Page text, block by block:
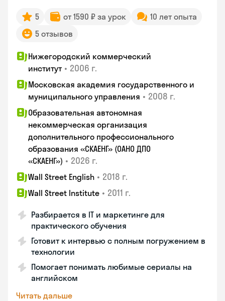
5 от 1590 ₽ за урок
10 лет опыта
5 отзывов
Нижегородский коммерческий
институт • 2006 г.
Московская академия государственного и
муниципального управления • 2008 г.
Образовательная автономная
некоммерческая организация
дополнительного профессионального
образования «СКАЕНГ» (ОАНО ДПО
«СКАЕНГ») • 2026 г.
Wall Street English • 2018 г.
Wall Street Institute • 2011 г.
Разбирается в IT и маркетинге для
практического обучения
Готовит к интервью с полным погружением в
технологии
Помогает понимать любимые сериалы на
английском
Читать дальше